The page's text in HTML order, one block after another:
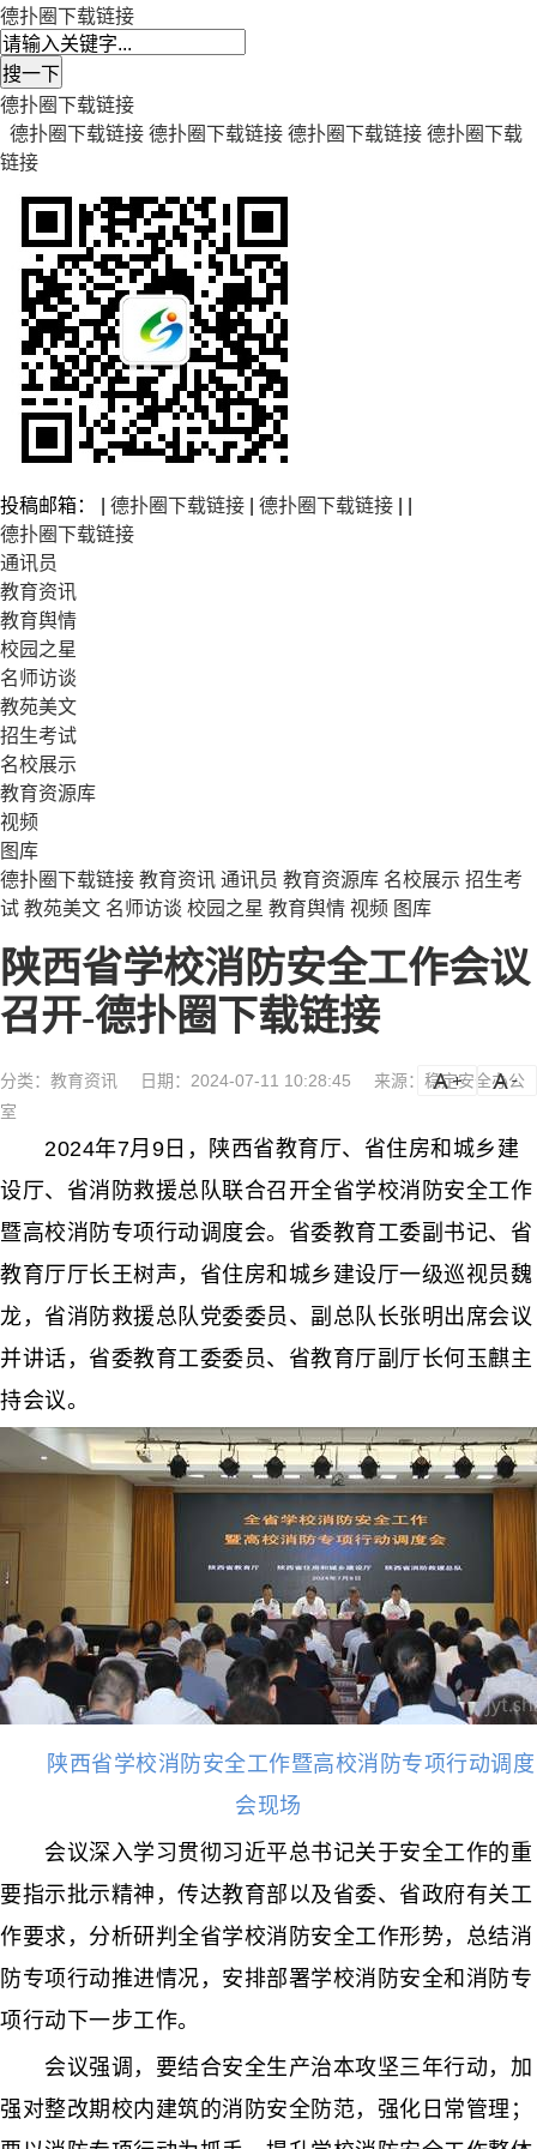
德扑圈下载链接
德扑圈下载链接
德扑圈下载链接 德扑圈下载链接 德扑圈下载链接 德扑圈下载
链接
投稿邮箱： | 德扑圈下载链接 德扑圈下载链接
德扑圈下载链接
通讯员
教育资讯
教育舆情
校园之星
名师访谈
教苑美文
招生考试
名校展示
教育资源库
视频
图库
德扑圈下载链接 教育资讯 通讯员 教育资源库 名校展示 招生考
试 教苑美文 名师访谈 校园之星 教育舆情 视频 图库
陕西省学校消防安全工作会议
召开-德扑圈下载链接
分类： 教育资讯 日期：2024-07-11 10:28:45
来源：稳定安全办公
室
a a-
2024年7月9日，陕西省教育厅、省住房和城乡建
设厅、省消防救援总队联合召开全省学校消防安全工作
暨高校消防专项行动调度会。省委教育工委副书记、省
教育厅厅长王树声，省住房和城乡建设厅一级巡视员魏
龙，省消防救援总队党委委员、副总队长张明出席会议
并讲话，省委教育工委委员、省教育厅副厅长何玉麒主
持会议。
陕西省学校消防安全工作暨高校消防专项行动调度
会现场
会议深入学习贯彻习近平总书记关于安全工作的重
要指示批示精神，传达教育部以及省委、省政府有关工
作要求，分析研判全省学校消防安全工作形势，总结消
防专项行动推进情况，安排部署学校消防安全和消防专
项行动下一步工作。
会议强调，要结合安全生产治本攻坚三年行动，加
强对整改期校内建筑的消防安全防范，强化日常管理；